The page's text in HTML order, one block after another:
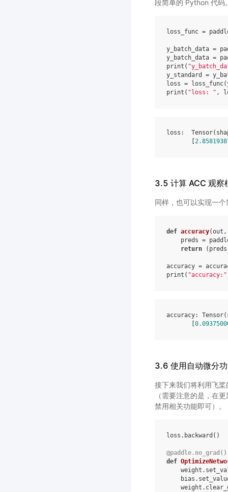
段简单的 Python 代码
loss_func =
y_batch_data =
y_batch_data =
print (
y_standard
=
loss = loss_func(
print ( "loss: " ,
loss : Tensor(
[
3.5 计算 ACC 观察
同样，也可以实现一
def accuracy(out ,
preds =
return
( preds
accuracy =
print ( "accuracy:"
accuracy: Tensor(
3.6 使用自动微分
接下来我们将利用飞
（需要注意的是，在
禁用相关功能即可）。
loss . backward ()
@paddle. no_grad ()
def
weight .
bias .
weight .